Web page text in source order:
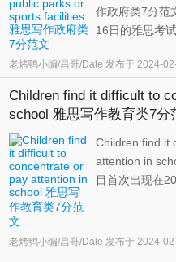
作政府类7分范
16日的雅思考
商场。前者自
大作文题目
老烤鸭小编/昌哥/Dale 发布于 2024-
Children find it difficult to
school 雅思写作教育类7分
Children find it
attention in
目首次出现在
电脑等干扰太
出当前水平，
老烤鸭小编/昌哥/Dale 发布于 2024-